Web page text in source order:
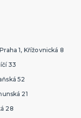
1, Křížovnická 8
33
52
21
28